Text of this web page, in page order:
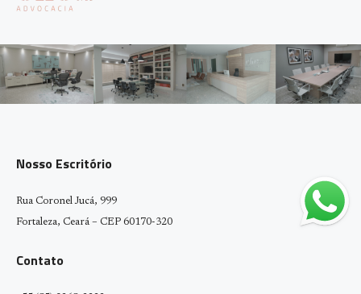
Nosso Escritório
Rua Coronel Jucá, 999
Fortaleza, Ceará – CEP 60170-320
Contato